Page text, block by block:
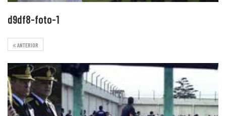
d9df8-foto-1
ANTERIOR